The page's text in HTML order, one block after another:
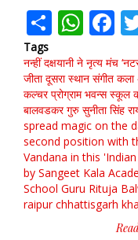
Share
Tags
नन्हीं दक्षयानी ने नृत्य मंच
जीता दूसरा स्थान संगीत कला
कल्चर प्रोग्राम भवन्स स्कूल
बालवडकर गुरु सुनीता सिंह
spread magic on the
second position with
Vandana in this
by Sangeet Kala
School Guru Rituja
raipur chhattisgarh